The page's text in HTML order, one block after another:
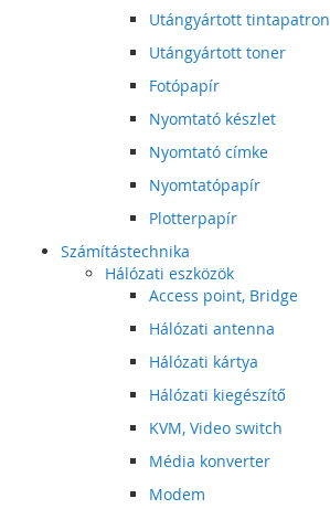
Utángyártott tintapatron
Utángyártott toner
Fotópapír
Nyomtató készlet
Nyomtató címke
Nyomtatópapír
Plotterpapír
Számítástechnika
Hálózati eszközök
Access point, Bridge
Hálózati antenna
Hálózati kártya
Hálózati kiegészítő
KVM, Video switch
Média konverter
Modem